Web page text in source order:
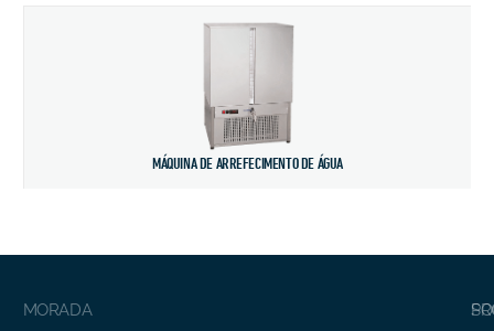
MÁQUINA DE ARREFECIMENTO DE ÁGUA
MORADA